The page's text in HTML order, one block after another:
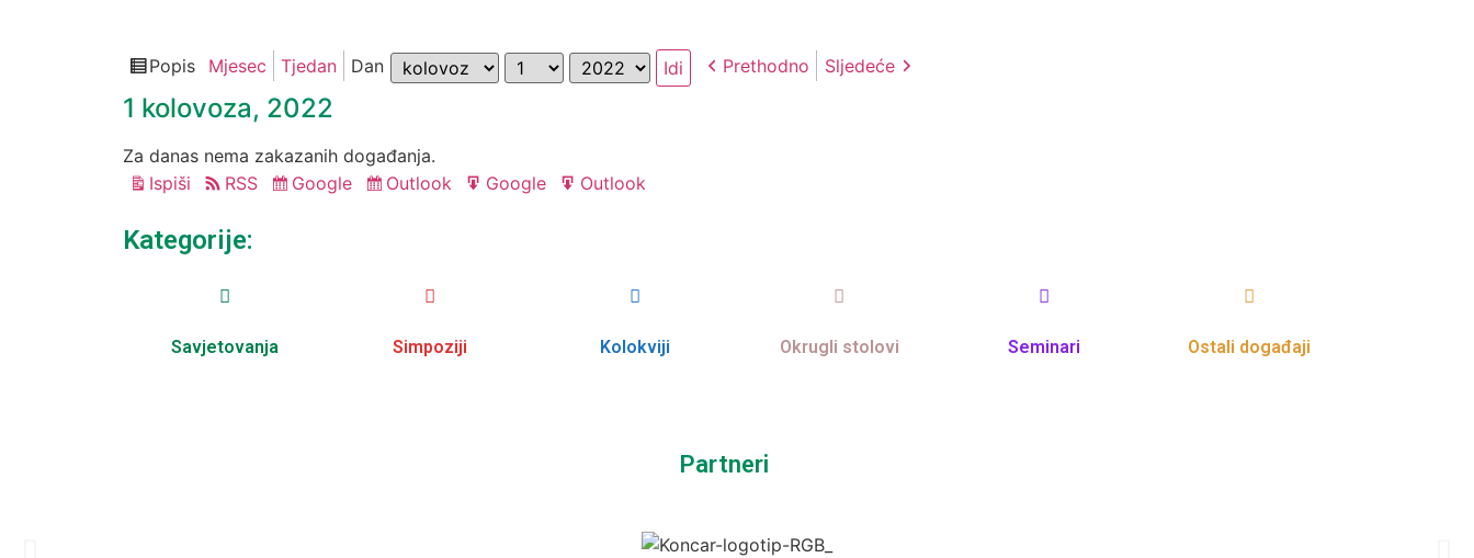
Pregledaj
kao
Popis Mjesec Tjedan Dan Mjesec Dan Godina Prethodno Sljedeće
1 kolovoza, 2022
Za danas nema zakazanih događanja.
Ispiši
Pregled
RSS
Subscribe
Google
Subscribe
Outlook
Export
Google
Export
Outlook
Kategorije:
Savjetovanja Simpoziji Kolokviji Okrugli stolovi Seminari Ostali događaji
Partneri